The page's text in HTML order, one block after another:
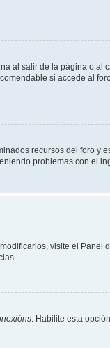
al salir de la página o al
si accede al
recursos del foro y
problemas con el
visite el
. Habilite esta